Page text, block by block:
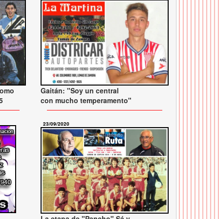
Gaitán: "Soy un central
con mucho temperamento"
23/09/2020